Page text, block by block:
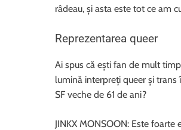
râdeau, și asta este tot ce am
Reprezentarea queer
Ai spus că ești fan de mult
lumină interpreți queer și
SF veche de 61 de ani?
JINKX MONSOON: Este